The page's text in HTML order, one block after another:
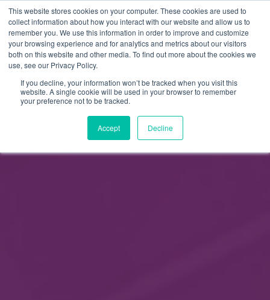
This website stores cookies on your computer. These cookies are used to
collect information about how you interact with our website and allow us to
remember you. We use this information in order to improve and customize
your browsing experience and for analytics and metrics about our visitors
both on this website and other media. To find out more about the cookies we
use, see our Privacy Policy.
If you decline, your information won’t be tracked when you visit this
website. A single cookie will be used in your browser to remember
your preference not to be tracked.
Accept Decline
FI
EN